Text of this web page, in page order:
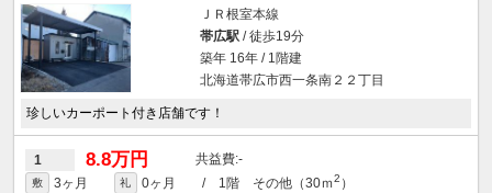
ＪＲ根室本線
帯広駅/ 徒歩19分
築年 16年 / 1階建
北海道帯広市西一条南２２丁目
珍しいカーポート付き店舗です！
1 8.8万円 -
敷 3ヶ月 礼 0ヶ月 / 1階 その他（30ｍ2 ）